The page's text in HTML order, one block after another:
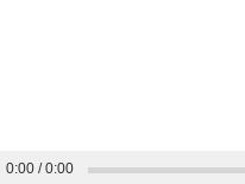
0:00 0:00